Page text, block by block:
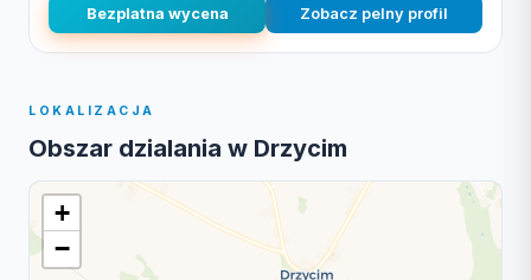
Bezplatna wycena Zobacz pelny profil
LOKALIZACJA
Obszar dzialania w Drzycim
+
−